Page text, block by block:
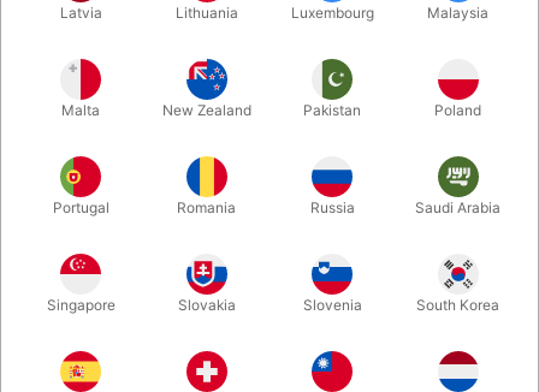
Forstør
DKK 95,00/ stkinkl. moms
Køb nu Gem
forcere et kort. Altså få en tilskuer til at vælge lige præcis dét
kort man ønsker, blandt et helt spil med 52 forskellige kort.
Latvia Lithuania Luxembourg Malaysia
Malta New Zealand Pakistan Poland
Portugal Romania Russia Saudi Arabia
Singapore Slovakia Slovenia South Korea